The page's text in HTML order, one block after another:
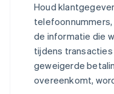
Houd
de informatie die
tijdens transacties
geweigerde
overeenkomt,